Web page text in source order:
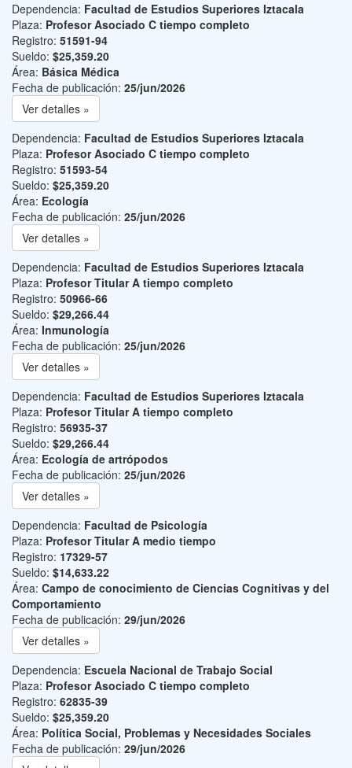
Dependencia: Facultad de Estudios Superiores Iztacala
Plaza: Profesor Asociado C tiempo completo
Registro: 51591-94
Sueldo: $25,359.20
Área: Básica Médica
Fecha de publicación: 25/jun/2026
Ver detalles »
Dependencia: Facultad de Estudios Superiores Iztacala
Plaza: Profesor Asociado C tiempo completo
Registro: 51593-54
Sueldo: $25,359.20
Área: Ecología
Fecha de publicación: 25/jun/2026
Ver detalles »
Dependencia: Facultad de Estudios Superiores Iztacala
Plaza: Profesor Titular A tiempo completo
Registro: 50966-66
Sueldo: $29,266.44
Área: Inmunología
Fecha de publicación: 25/jun/2026
Ver detalles »
Dependencia: Facultad de Estudios Superiores Iztacala
Plaza: Profesor Titular A tiempo completo
Registro: 56935-37
Sueldo: $29,266.44
Área: Ecología de artrópodos
Fecha de publicación: 25/jun/2026
Ver detalles »
Dependencia: Facultad de Psicología
Plaza: Profesor Titular A medio tiempo
Registro: 17329-57
Sueldo: $14,633.22
Área: Campo de conocimiento de Ciencias Cognitivas y del
Comportamiento
Fecha de publicación: 29/jun/2026
Ver detalles »
Dependencia: Escuela Nacional de Trabajo Social
Plaza: Profesor Asociado C tiempo completo
Registro: 62835-39
Sueldo: $25,359.20
Área: Política Social, Problemas y Necesidades Sociales
Fecha de publicación: 29/jun/2026